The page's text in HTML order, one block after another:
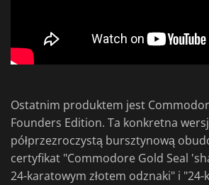
Ostatnim produktem jest
Founders Edition. Ta konkretna
półprzezroczystą bursztynową
certyfikat "Commodore Gold Seal
24-karatowym złotem odznaki" i "24-